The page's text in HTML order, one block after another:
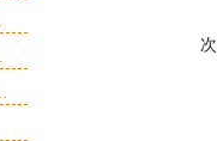
次